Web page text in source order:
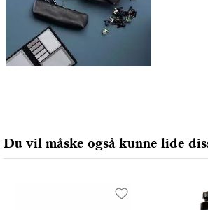
Du vil måske også kunne lide